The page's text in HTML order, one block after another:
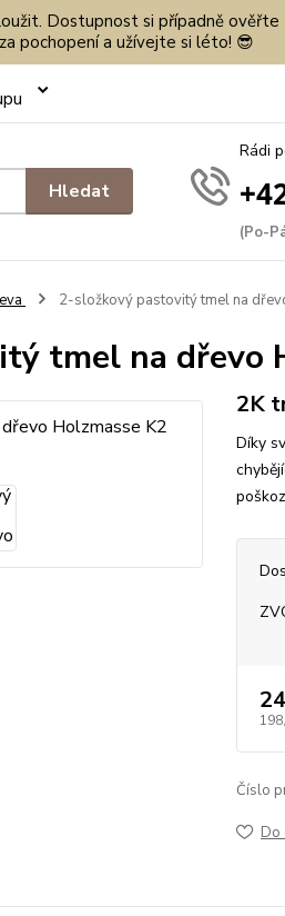
Dostupnost si případně
pochopení a užívejte si léto! 😎
Hledat
Rádi
(Po-
2-složkový pastovitý tmel na
tmel na dřevo
2K
Díky
Číslo
Do